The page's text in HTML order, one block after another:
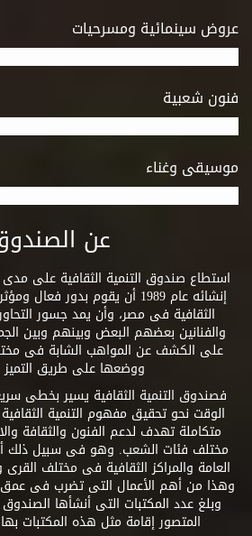
عروض سينمائية ومسرحيات
فنون شعبية
موسيقى وغناء
عن
استطاع صندوق التنمية الثقافية على
إنشائه عام 1989 أن يقوم بدور
الثقافية فى مصر، وأن يمد جسور
والفنانين بعضهم البعض وبينهم وبين
على الكشف عن المواهب الشابة فى
ووضعها على طريق التميز
فصندوق التنمية الثقافية يسير بخطى
الوقت نحو تحقيق مفهوم التنمية
متكاملة تهدف لدعم الفنون والثقافة
مختلف فئات الشعب. وهو فى سبيل ذلك
العامة والمراكز الثقافية فى مختلف القرى
وهذا من أهم الأعمال التى تضرب فى عمق
وبلغ عدد المكتبات التى أنشأها
المتصور إقامة مثل هذه المكتبات بها